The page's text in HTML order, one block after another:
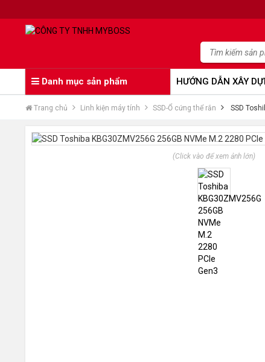
Danh mục sản phẩm HƯỚNG DẪN XÂY
Trang chủ Linh kiện máy tính SSD-Ổ cứng thể rắn SSD
(Click vào để xem ảnh lớn)